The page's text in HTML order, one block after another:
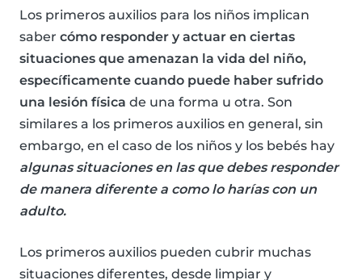
Los primeros auxilios para los niños implican
saber cómo responder y actuar en ciertas
situaciones que amenazan la vida del niño,
específicamente cuando puede haber sufrido
una lesión física de una forma u otra. Son
similares a los primeros auxilios en general, sin
embargo, en el caso de los niños y los bebés hay
algunas situaciones en las que debes responder
de manera diferente a como lo harías con un
adulto.
Los primeros auxilios pueden cubrir muchas
situaciones diferentes, desde limpiar y